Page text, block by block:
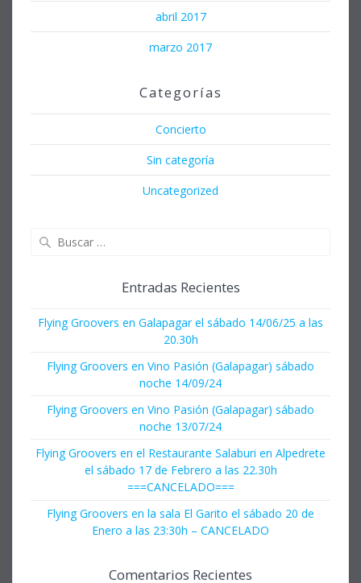
abril 2017
marzo 2017
Categorías
Concierto
Sin categoría
Uncategorized
Entradas Recientes
Flying Groovers en Galapagar el sábado 14/06/25 a las
20.30h
Flying Groovers en Vino Pasión (Galapagar) sábado
noche 14/09/24
Flying Groovers en Vino Pasión (Galapagar) sábado
noche 13/07/24
Flying Groovers en el Restaurante Salaburi en Alpedrete
el sábado 17 de Febrero a las 22.30h
===CANCELADO===
Flying Groovers en la sala El Garito el sábado 20 de
Enero a las 23:30h – CANCELADO
Comentarios Recientes